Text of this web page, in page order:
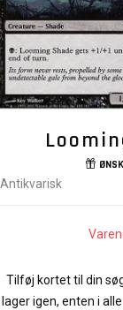
Antikvarisk
Tilføj kortet til din
lager igen, enten i